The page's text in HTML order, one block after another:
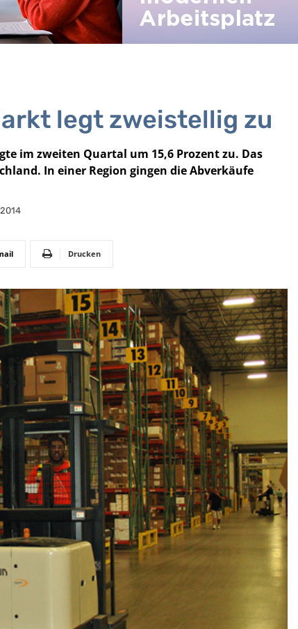
legt zweistellig zu
im zweiten Quartal um 15,6 Prozent zu. Das
In einer Region gingen die Abverkäufe
Drucken